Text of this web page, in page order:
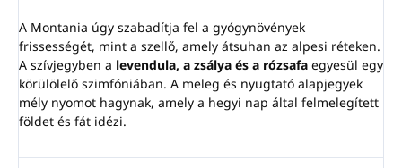
A Montania úgy szabadítja fel a gyógynövények
frissességét, mint a szellő, amely átsuhan az alpesi réteken.
A szívjegyben a levendula, a zsálya és a rózsafa egyesül egy
körülölelő szimfóniában. A meleg és nyugtató alapjegyek
mély nyomot hagynak, amely a hegyi nap által felmelegített
földet és fát idézi.